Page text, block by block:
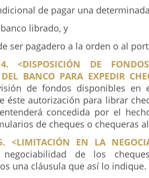
de pagar una
librado, y
ser pagadero a la orden o al
<DISPOSICIÓN DE
BANCO PARA EXPEDIR
de fondos disponibles en
éste autorización para librar
concedida por el
de cheques o chequeras
<LIMITACIÓN EN LA
de los
una cláusula que así lo indique.